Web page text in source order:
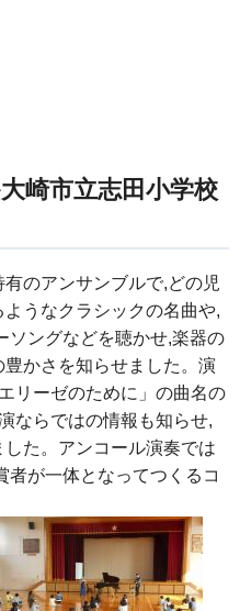
崎市立志田小学校
のアンサンブルで,どの児
うなクラシックの名曲や,
ソングなどを聴かせ,楽器の
かさを知らせました。演
リーゼのために」の曲名の
ならではの情報も知らせ,
た。アンコール演奏では
者が一体となってつくるコ